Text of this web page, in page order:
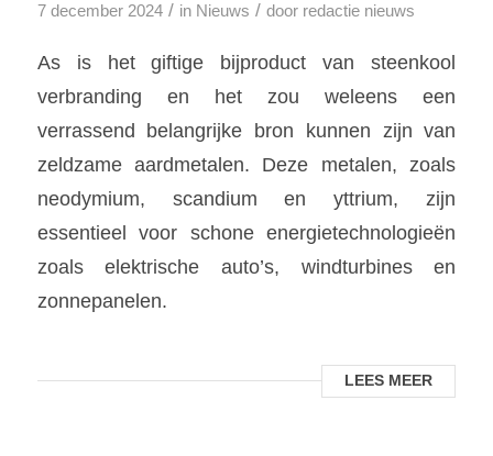
7 december 2024 / in Nieuws / door redactie nieuws
As is het giftige bijproduct van steenkool
verbranding en het zou weleens een
verrassend belangrijke bron kunnen zijn van
zeldzame aardmetalen. Deze metalen, zoals
neodymium, scandium en yttrium, zijn
essentieel voor schone energietechnologieën
zoals elektrische auto’s, windturbines en
zonnepanelen.
LEES MEER